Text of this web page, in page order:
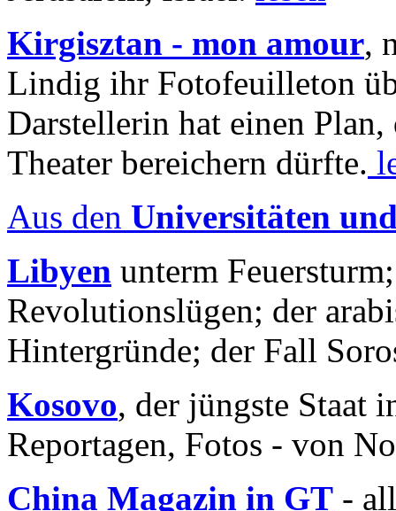
Kirgisztan - mon amour,
Lindig ihr Fotofeuilleton
Darstellerin hat einen Plan,
Theater bereichern dürfte.
Aus den Universitäten
Libyen unterm
Revolutionslügen; der
Hintergründe; der Fall
Kosovo, der jüngste Staat
Reportagen, Fotos - von
China Magazin in GT -